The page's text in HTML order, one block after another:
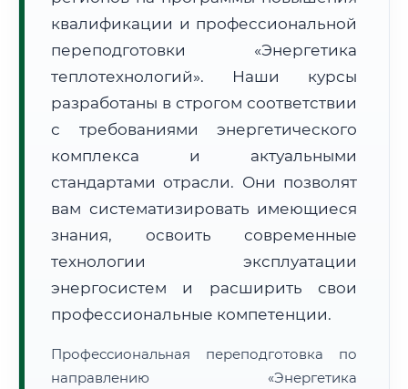
Расчет логистики оригиналов:
• Маршрут транзита:
• Экспресс-доставка СДЭК / Почтой:
5–7 рабочих дней
🔍Нажмите на документ для увеличения и просмотра
квалификации и профессиональной
переподготовки «Энергетика
теплотехнологий». Наши курсы
разработаны в строгом соответствии
с требованиями энергетического
комплекса и актуальными
стандартами отрасли. Они позволят
вам систематизировать имеющиеся
знания, освоить современные
технологии эксплуатации
энергосистем и расширить свои
профессиональные компетенции.
Профессиональная переподготовка по
направлению «Энергетика